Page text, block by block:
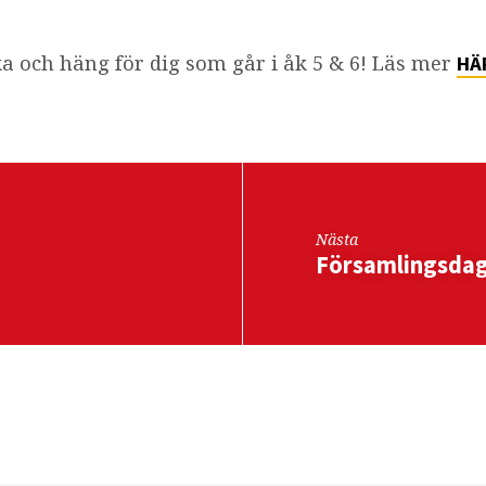
och häng för dig som går i åk 5 & 6! Läs mer
Nästa